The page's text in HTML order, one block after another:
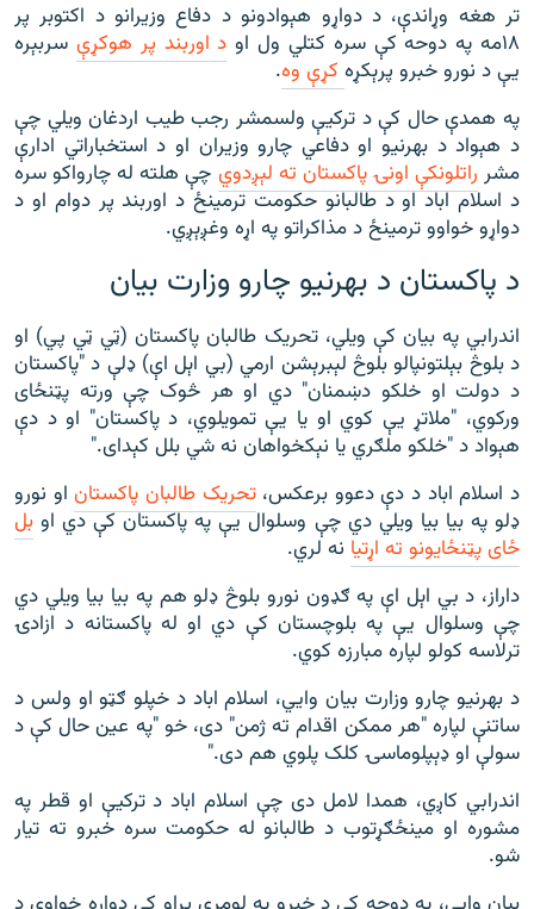
تر هغه وړاندې، د دواړو هېوادونو د دفاع وزیرانو د اکتوبر پر
۱۸مه په دوحه کې سره کتلي ول او
د اوربند پر هوکړې سربېره
يې د نورو خبرو پرېکړه کړې وه.
په همدې حال کې د ترکیې ولسمشر رجب طیب اردغان ویلي چې
د هېواد د بهرنیو او دفاعي چارو وزیران او د استخباراتي ادارې
مشر راتلونکې اونۍ پاکستان ته لېږدوي چې هلته له چارواکو سره
د اسلام اباد او د طالبانو حکومت ترمینځ د اوربند پر دوام او د
دواړو خواوو ترمینځ د مذاکراتو په اړه وغږېږي.
د پاکستان د بهرنیو چارو وزارت بیان
اندرابي په بیان کې ویلي، تحریک طالبان پاکستان (ټي ټي پي) او
د بلوڅ بېلتونپالو بلوڅ لېبرېشن ارمي (بي اېل اې) ډلې د "پاکستان
د دولت او خلکو دښمنان" دي او هر څوک چې ورته پټنځای
ورکوي، "ملاتړ یې کوي او یا یې تمویلوي، د پاکستان" او د دې
هېواد د "خلکو ملګري یا نېکخواهان نه شي بلل کېدای."
د اسلام اباد د دې دعوو برعکس،تحريک طالبان پاکستاناو نورو
ډلو په بیا بیا ویلي دي چې وسلوال یې په پاکستان کې دي او بل
ځای پټنځایونو ته اړتیا نه لري.
داراز، د بي اېل اې په ګډون نورو بلوڅ ډلو هم په بیا بیا ویلي دي
چې وسلوال یې په بلوچستان کې دي او له پاکستانه د ازادۍ
ترلاسه کولو لپاره مبارزه کوي.
د بهرنیو چارو وزارت بیان وايي، اسلام اباد د خپلو ګټو او ولس د
ساتنې لپاره "هر ممکن اقدام ته ژمن" دی، خو "په عین حال کې د
سولې او ډېپلوماسۍ کلک پلوي هم دی."
اندرابي کاږي، همدا لامل دی چې اسلام اباد د ترکیې او قطر په
مشوره او مینځګړتوب د طالبانو له حکومت سره خبرو ته تیار
شو.